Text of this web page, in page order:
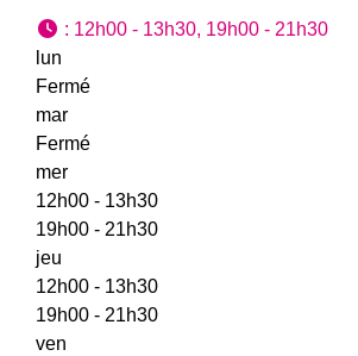
: 12h00 - 13h30, 19h00 - 21h30
lun
Fermé
mar
Fermé
mer
12h00 - 13h30
19h00 - 21h30
jeu
12h00 - 13h30
19h00 - 21h30
ven